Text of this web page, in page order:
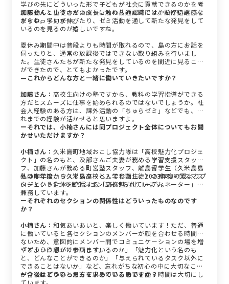
学びの先にどういった形で子どもが社会に貢献できるのかを考
えて動くというのがスタッフ内の共通認識です。試行錯誤しな
がらやっています。
加藤さん： 生徒さんの成長に触れられた時にはやりがいを感じ
ますね。学力が伸びたり、ゼミ活動を通して新たな発見をして
いるのを見るのが嬉しいですね。
夏休み期間中は普段よりも時間が取れるので、島の方にお話を
伺ったりと、通常の放課後ではできない取り組みを行いまし
た。生徒さんたちが新たな発見をしているのを間近に見ること
ができたので、とてもよかったです。
—これからどんな方と一緒に働いていきたいですか？
加藤さん： 高校生向けの塾ですから、教科の学習指導ができる
方だとスムーズに仕事を始められるのではないでしょうか。社
会人経験のある方は、課外活動の「ちゅらゼミ」などでも、こ
れまでの経験が活かせると思いますよ。
ーそれでは、小楠さんには同プロジェクト全体についてもお聞
かせいただけますか？
小楠さん： 久米島町地域おこし協力隊は「高校魅力化プロジェ
クト」の名のもと、及部さんご夫妻が務める学習支援スタッ
フ、加藤さんが務める町営塾スタッフ、離島留学生（久米島島
外の中学校から久米島高校へ入学した生徒）の寮のハウスマス
ターという3つのセクションに分けられています。
私は昨年度ハウスマスターとして参画し、2023年度の夏よりプ
ロジェクト全体を統括する「高校魅力化コーディネーター」も
兼務しています。
ーそれぞれのセクションの関係性はどういったものなのです
か？
小楠さん： 和気あいあいと、楽しく働いています！ただ、普通
に働いていると各セクションのメンバーが顔を合わせる時間は
ないため、意図的にメンバー間でコミュニケーションの場を増
やすように心がけています。
「どういう想いで参画しているのか」「魅力化という名のも
と、どんなことができるのか」「与えられているタスク以外に
できることはないか」など、忘れがちな初心の中に大切なこと
が含まれていると思っているので、思いを話す時間は大切にし
ています。
ー今後はどういった方を求めているのですか？